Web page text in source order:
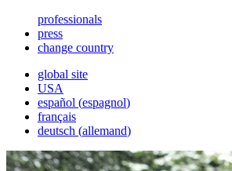
professionals
press
change country
global site
USA
español (espagnol)
français
deutsch (allemand)